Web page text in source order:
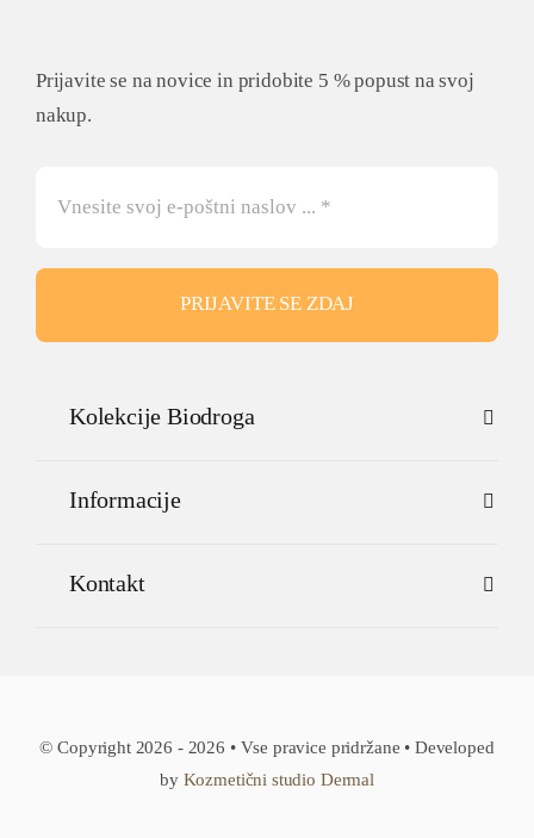
Prijavite se na novice in pridobite 5 % popust na svoj
nakup.
PRIJAVITE SE ZDAJ
Kolekcije Biodroga
Informacije
Kontakt
© Copyright 2026 - 2026 • Vse pravice pridržane • Developed
by Kozmetični studio Dermal